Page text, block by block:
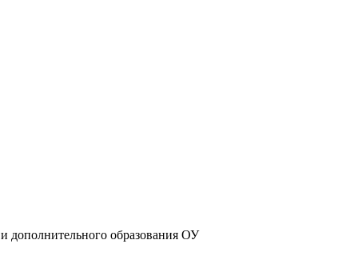
дополнительного образования ОУ